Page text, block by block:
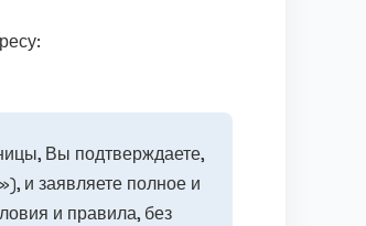
Вы подтверждаете,
и заявляете полное и
и правила, без